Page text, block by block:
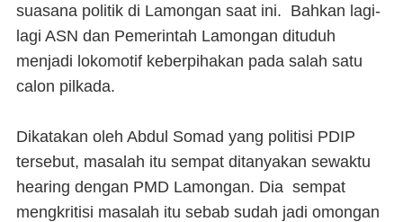
suasana politik di Lamongan saat ini. Bahkan lagi-
lagi ASN dan Pemerintah Lamongan dituduh
menjadi lokomotif keberpihakan pada salah satu
calon pilkada.
Dikatakan oleh Abdul Somad yang politisi PDIP
tersebut, masalah itu sempat ditanyakan sewaktu
hearing dengan PMD Lamongan. Dia sempat
mengkritisi masalah itu sebab sudah jadi omongan